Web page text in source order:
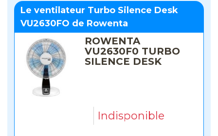
Le ventilateur Turbo Silence Desk
VU2630FO de Rowenta
ROWENTA
VU2630F0 TURBO
SILENCE DESK
Indisponible